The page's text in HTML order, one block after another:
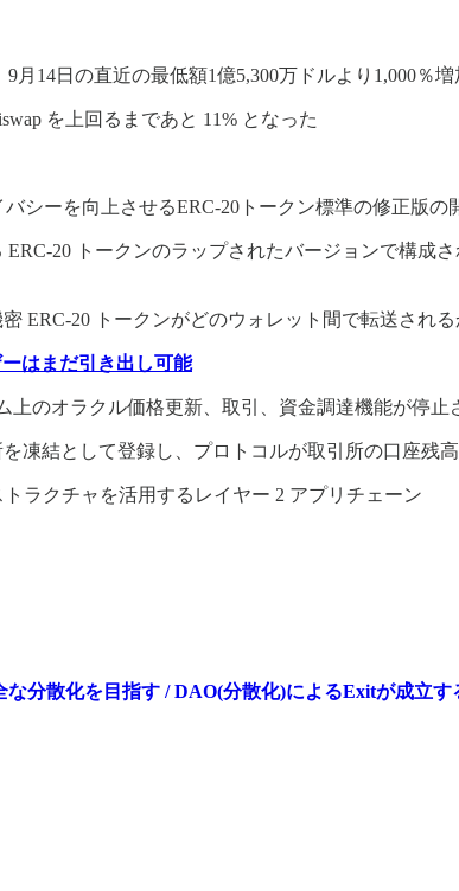
月14日の直近の最低額1億5,300万ドルより1,000％
を上回るまであと 11% となった
シーを向上させるERC-20トークン標準の修正版の
20 トークンのラップされたバージョンで構成
ERC-20 トークンがどのウォレット間で転送され
はまだ引き出し可能
上のオラクル価格更新、取引、資金調達機能が停止
凍結として登録し、プロトコルが取引所の口座残
ラクチャを活用するレイヤー 2 アプリチェーン
分散化を目指す / DAO(分散化)によるExitが成立す